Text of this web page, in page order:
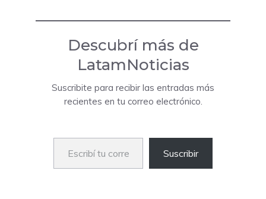
Suscribite para recibir las entradas más
Escribí tu correo electrónico…
Suscribir